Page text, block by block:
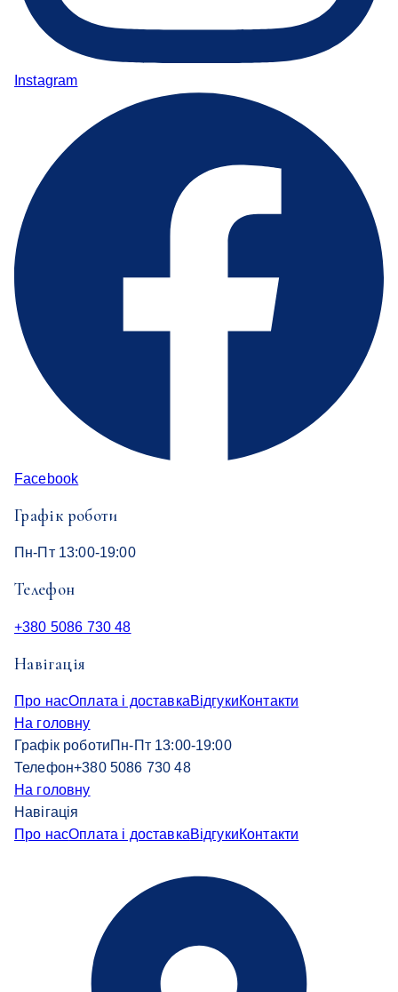
Instagram
Facebook
Графік роботи
Пн-Пт 13:00-19:00
Телефон
+380 5086 730 48
Навігація
Про насОплата і доставкаВідгукиКонтакти
На головну
Графік роботиПн-Пт 13:00-19:00
Телефон+380 5086 730 48
На головну
Навігація
Про насОплата і доставкаВідгукиКонтакти